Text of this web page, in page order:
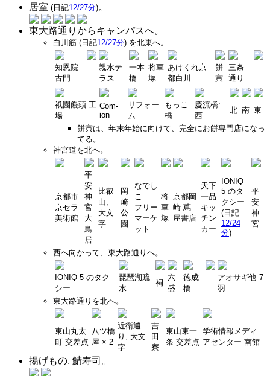
居室 (日記12/27分)。
東大路通りからキャンパスへ。
白川筋 (日記12/27分) を北東へ。
知恩院
古門
親水テ
ラス
一本
橋
将軍
塚
あけくれ京
都白川
餅
寅
三条
通り
祇園饅頭 工
場
Com-
ion
リフォー
ム
もっこ
橋
慶流橋:
西
北 南 東
餅寅は、年末年始に向けて、完全にお餅専門店になっ
てる。
神宮道を北へ。
京都市
京セラ
美術館
平
安
神
宮
大
鳥
居
比叡
山,
大文
字
岡
崎
公
園
なでし
こ
フリー
マーケ
ット
将
軍
塚
京都岡
崎 蔦
屋書店
天下
一品
キッ
チン
カー
IONIQ
5 のタ
クシー
(日記
12/24
分)
平
安
神
宮
西へ向かって、東大路通りへ。
IONIQ 5 のタク
シー
琵琶湖疏
水
祠
六
盛
徳成
橋
アオサギ他 7
羽
東大路通りを北へ。
東山丸太
町 交差点
八ツ橋
屋 × 2
近衛通
り, 大文
字
吉
田
寮
東山東一
条 交差点
学術情報メディ
アセンター 南館
揚げもの, 鯖寿司。